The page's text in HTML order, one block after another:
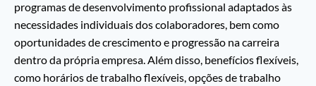
programas de desenvolvimento profissional adaptados às
necessidades individuais dos colaboradores, bem como
oportunidades de crescimento e progressão na carreira
dentro da própria empresa. Além disso, benefícios flexíveis,
como horários de trabalho flexíveis, opções de trabalho